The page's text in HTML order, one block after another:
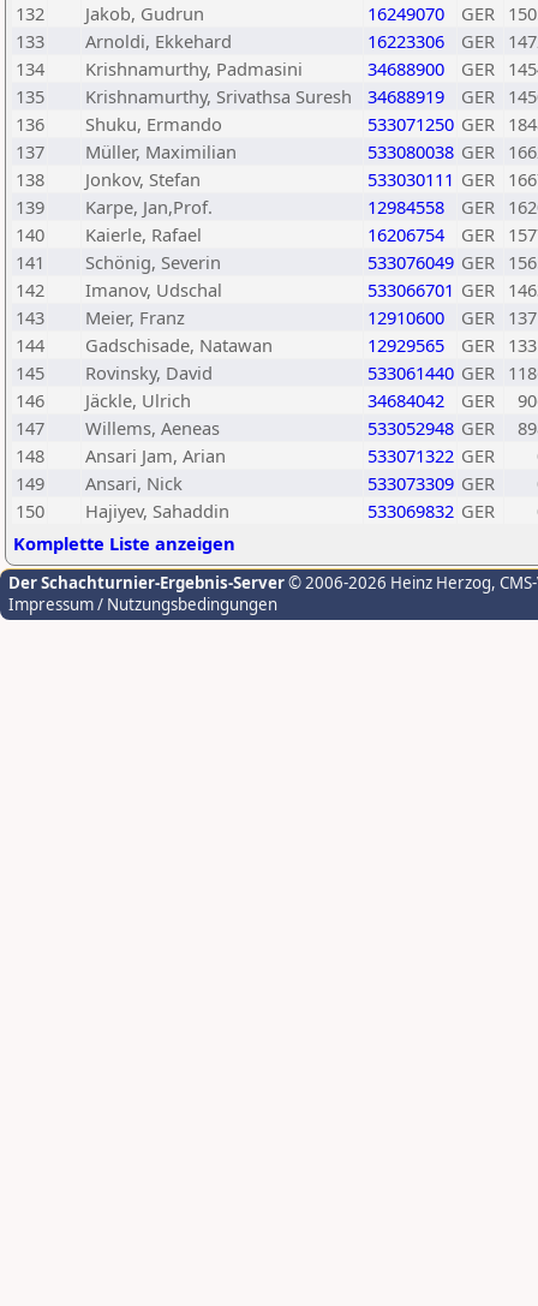
132
Jakob, Gudrun 16249070 GER
133
Arnoldi, Ekkehard 16223306 GER
134
Krishnamurthy, Padmasini 34688900 GER
135
Krishnamurthy, Srivathsa Suresh 34688919 GER
136
Shuku, Ermando 533071250 GER
137
Müller, Maximilian 533080038 GER
138
Jonkov, Stefan 533030111 GER
139
Karpe, Jan,Prof. 12984558 GER
140
Kaierle, Rafael 16206754 GER
141
Schönig, Severin 533076049 GER
142
Imanov, Udschal 533066701 GER
143
Meier, Franz 12910600 GER
144
Gadschisade, Natawan 12929565 GER
145
Rovinsky, David 533061440 GER
146
Jäckle, Ulrich 34684042 GER
147
Willems, Aeneas 533052948 GER
148
Ansari Jam, Arian 533071322 GER
149
Ansari, Nick 533073309 GER
150
Hajiyev, Sahaddin 533069832 GER
Komplette Liste anzeigen
Der Schachturnier-Ergebnis-Server© 2006-2026 Heinz Herzog,
Impressum / Nutzungsbedingungen